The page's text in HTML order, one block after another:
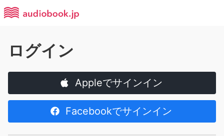
ログイン
Appleでサインイン
Facebookでサインイン